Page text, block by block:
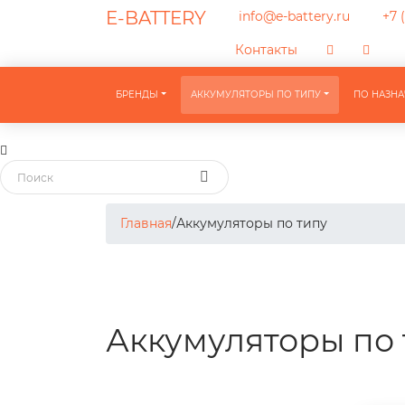
E-BATTERY info@e-battery.ru +7
Контакты
БРЕНДЫ АККУМУЛЯТОРЫ ПО ТИПУ ПО
Главная/Аккумуляторы по типу
Аккумуляторы по